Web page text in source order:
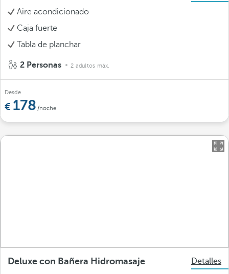
Aire acondicionado
Caja fuerte
Tabla de planchar
2 Personas 2 adultos máx.
Desde
178 /noche
Deluxe con Bañera Hidromasaje
Detalles